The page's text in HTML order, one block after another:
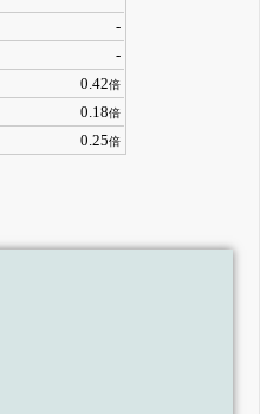
-
-
0.42倍
0.18倍
0.25倍